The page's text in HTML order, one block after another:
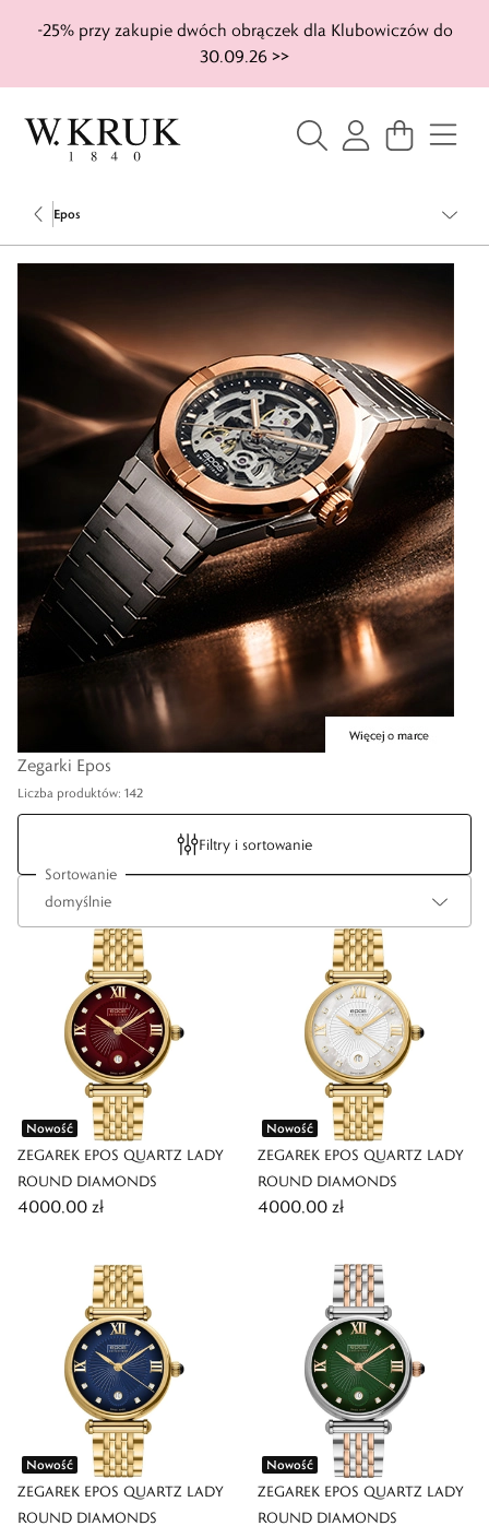
-25% przy zakupie dwóch obrączek dla Klubowiczów do
30.09.26 >>
Epos
Zegarki Epos
Liczba produktów: 142
Filtry i sortowanie
Sortowanie
Nowość
ZEGAREK EPOS QUARTZ LADY
ROUND DIAMONDS
4000,00 zł
Nowość
ZEGAREK EPOS QUARTZ LADY
ROUND DIAMONDS
4000,00 zł
Nowość
ZEGAREK EPOS QUARTZ LADY
ROUND DIAMONDS
Nowość
ZEGAREK EPOS QUARTZ LADY
ROUND DIAMONDS